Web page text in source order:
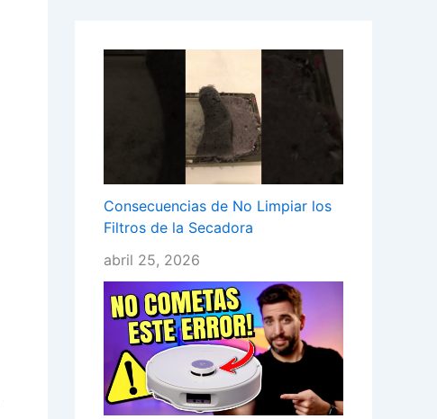
Consecuencias de No Limpiar los
Filtros de la Secadora
abril 25, 2026